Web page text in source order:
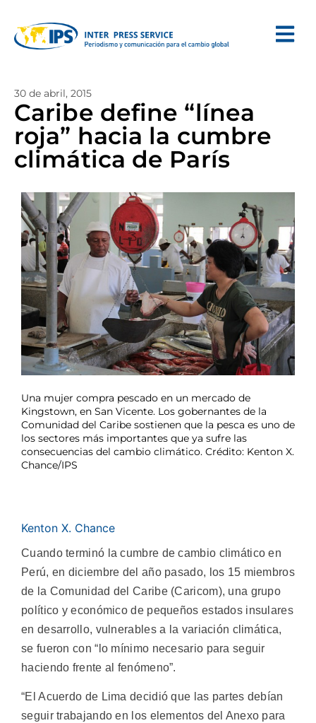
30 de abril, 2015
Caribe define “línea
roja” hacia la cumbre
climática de París
Una mujer compra pescado en un mercado de
Kingstown, en San Vicente. Los gobernantes de la
Comunidad del Caribe sostienen que la pesca es uno de
los sectores más importantes que ya sufre las
consecuencias del cambio climático. Crédito: Kenton X.
Chance/IPS
Kenton X. Chance
Cuando terminó la cumbre de cambio climático en
Perú, en diciembre del año pasado, los 15 miembros
de la Comunidad del Caribe (Caricom), una grupo
político y económico de pequeños estados insulares
en desarrollo, vulnerables a la variación climática,
se fueron con “lo mínimo necesario para seguir
haciendo frente al fenómeno”.
“El Acuerdo de Lima decidió que las partes debían
seguir trabajando en los elementos del Anexo para